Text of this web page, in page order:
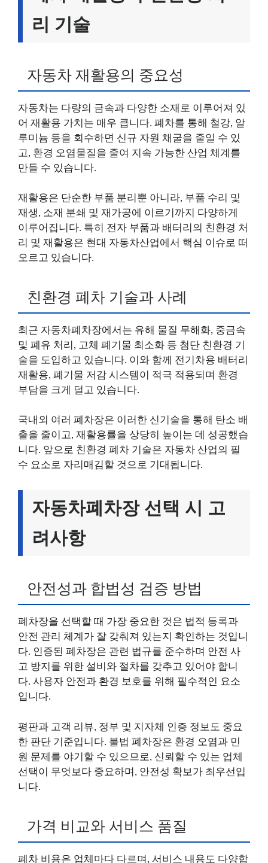
리 기술
자동차 재활용의 중요성
자동차는 다량의 금속과 다양한 소재로 이루어져 있
어 재활용 가치는 매우 큽니다. 폐차를 통해 철강, 알
루미늄 등을 회수하면 신규 자원 채굴을 줄일 수 있
고, 환경 오염물질을 줄여 지속 가능한 산업 체계를
만들 수 있습니다.
재활용은 단순한 부품 분리뿐 아니라, 부품 수리 및
재생, 소재 분쇄 및 재가공에 이르기까지 다양하게
이루어집니다. 특히 전자 부품과 배터리의 친환경 처
리 및 재활용은 현대 자동차산업에서 핵심 이슈로 떠
오르고 있습니다.
친환경 폐차 기술과 사례
최근 자동차폐차장에서는 유해 물질 무해화, 중금속
및 폐유 처리, 고체 폐기물 최소화 등 첨단 친환경 기
술을 도입하고 있습니다. 이와 함께 전기차용 배터리
재활용, 폐기물 저감 시스템이 적극 적용되며 환경
부담을 크게 덜고 있습니다.
국내외 여러 폐차장은 이러한 신기술을 통해 탄소 배
출을 줄이고, 재활용률을 상당히 높이는 데 성공했습
니다. 앞으로 친환경 폐차 기술은 자동차 산업의 필
수 요소로 자리매김할 것으로 기대됩니다.
자동차폐차장 선택 시 고
려사항
안전성과 합법성 검증 방법
폐차장을 선택할 때 가장 중요한 것은 법적 등록과
안전 관리 체계가 잘 갖춰져 있는지 확인하는 것입니
다. 인증된 폐차장은 관련 법규를 준수하며 안전 사
고 방지를 위한 설비와 절차를 갖추고 있어야 합니
다. 사용자 안전과 환경 보호를 위해 필수적인 요소
입니다.
평판과 고객 리뷰, 정부 및 지자체 인증 정보도 중요
한 판단 기준입니다. 불법 폐차장은 환경 오염과 민
원 문제를 야기할 수 있으므로, 신뢰할 수 있는 업체
선택이 무엇보다 중요하며, 안전성 확보가 최우선입
니다.
가격 비교와 서비스 품질
폐차 비용은 업체마다 다르며, 서비스 내용도 다양합